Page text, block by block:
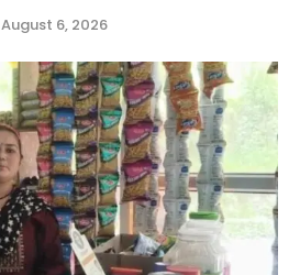
August 6, 2026